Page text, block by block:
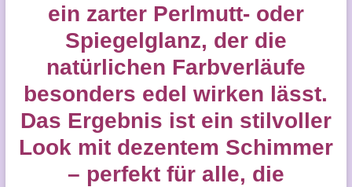
ein zarter Perlmutt- oder
Spiegelglanz, der die
natürlichen Farbverläufe
besonders edel wirken lässt.
Das Ergebnis ist ein stilvoller
Look mit dezentem Schimmer
– perfekt für alle, die